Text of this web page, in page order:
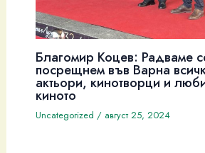
Благомир Коцев: Радваме
посрещнем във Варна
актьори, кинотворци и
киното
Uncategorized / август 25, 2024